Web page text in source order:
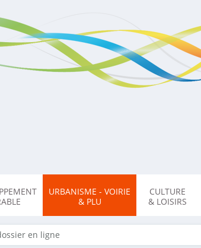
URBANISME - VOIRIE
& PLU
CULTURE
& LOISIRS
en ligne